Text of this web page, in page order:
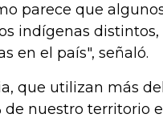
parece que
indígenas distintos,
en el país", señaló.
que utilizan más
de nuestro territorio